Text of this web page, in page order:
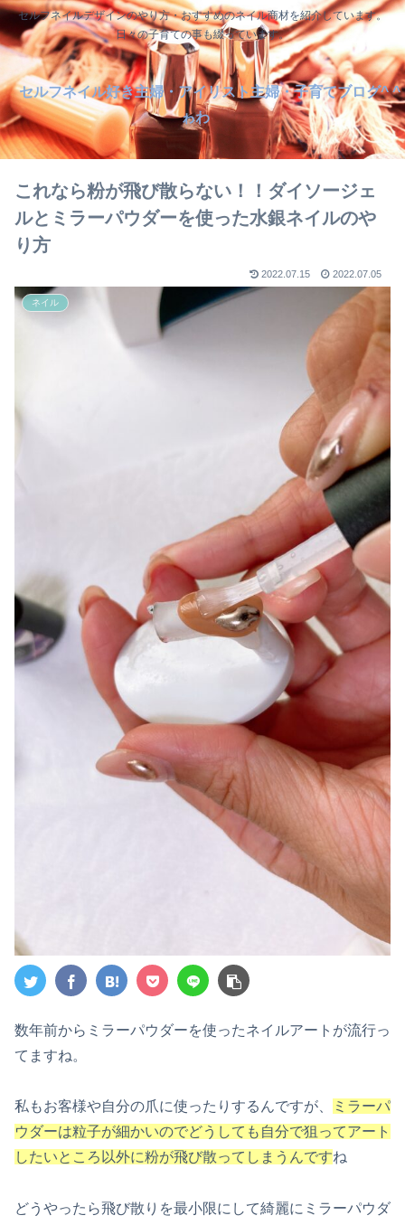
セルフネイルデザインのやり方・おすすめのネイル商材を紹介しています。
日々の子育ての事も綴っています。
セルフネイル好き主婦・アイリスト主婦・子育てブログ^ ^
ゎわ
これなら粉が飛び散らない！！ダイソージェ
ルとミラーパウダーを使った水銀ネイルのや
り方
2022.07.15 2022.07.05
ネイル
数年前からミラーパウダーを使ったネイルアートが流行っ
てますね。
私もお客様や自分の爪に使ったりするんですが、
ミラーパ
ウダーは粒子が細かいのでどうしても自分で狙ってアート
したいところ以外に粉が飛び散ってしまうんですね
どうやったら飛び散りを最小限にして綺麗にミラーパウダ